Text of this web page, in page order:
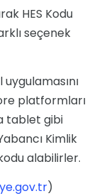
HES Kodu
seçenek
platformları
tablet gibi
Kimlik
alabilirler.
)